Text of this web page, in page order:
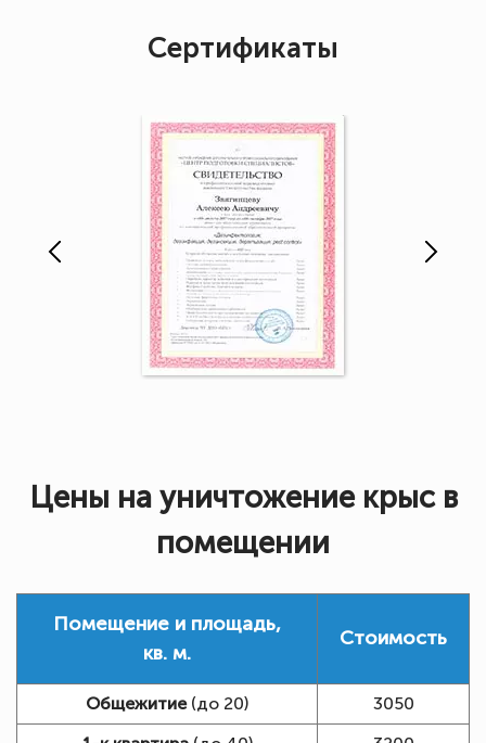
Сертификаты
Цены на уничтожение крыс в
помещении
Помещение и площадь,
кв. м.
Стоимость
Общежитие(до 20)
3050